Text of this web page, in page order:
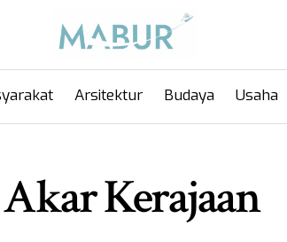
Arsitektur Budaya Usaha
Kerajaan